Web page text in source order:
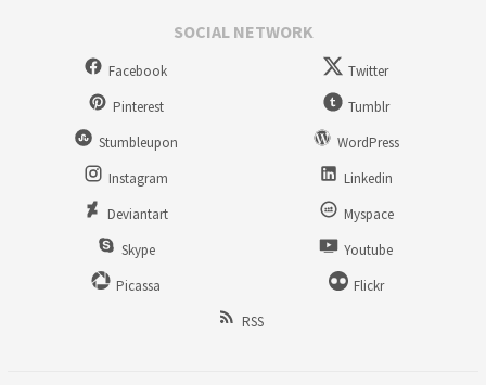
SOCIAL NETWORK
Facebook
Twitter
Pinterest
Tumblr
Stumbleupon
WordPress
Instagram
Linkedin
Deviantart
Myspace
Skype
Youtube
Picassa
Flickr
RSS